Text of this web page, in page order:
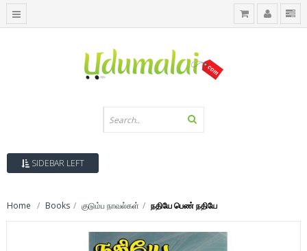
SIDEBAR LEFT
Home Books குடும்ப நாவல்கள் நதியே பெண் நதியே